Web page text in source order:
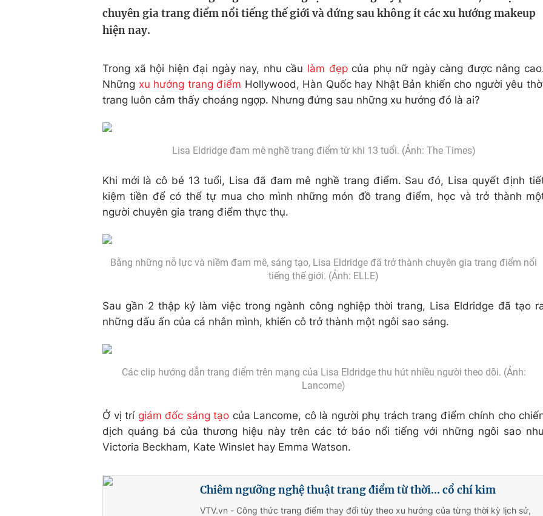
chuyên gia trang điểm nổi tiếng thế giới và đứng sau không ít các xu hướng makeup
hiện nay.
Trong xã hội hiện đại ngày nay, nhu cầu làm đẹpcủa phụ nữ ngày càng được nâng
Những xu hướng trang điểm Hollywood, Hàn Quốc hay Nhật Bản khiến cho người yêu
trang luôn cảm thấy choáng ngợp. Nhưng đứng sau những xu hướng đó là ai?
Lisa Eldridge đam mê nghề trang điểm từ khi 13 tuổi. (Ảnh: The Times)
Khi mới là cô bé 13 tuổi, Lisa đã đam mê nghề trang điểm. Sau đó, Lisa quyết định
kiệm tiền để có thể tự mua cho mình những món đồ trang điểm, học và trở thành
người chuyên gia trang điểm thực thụ.
Bằng những nỗ lực và niềm đam mê, sáng tạo, Lisa Eldridge đã trở thành chuyên gia trang điểm nổi
tiếng thế giới. (Ảnh: ELLE)
Sau gần 2 thập kỷ làm việc trong ngành công nghiệp thời trang, Lisa Eldridge đã tạo
những dấu ấn của cá nhân mình, khiến cô trở thành một ngôi sao sáng.
Các clip hướng dẫn trang điểm trên mạng của Lisa Eldridge thu hút nhiều người theo dõi. (Ảnh:
Lancome)
Ở vị trí giám đốc sáng tạo của Lancome, cô là người phụ trách trang điểm chính cho
dịch quáng bá của thương hiệu này trên các tớ báo nổi tiếng với những ngôi sao
Victoria Beckham, Kate Winslet hay Emma Watson.
Chiêm ngưỡng nghệ thuật trang điểm từ thời... cổ chí kim
VTV.vn - Công thức trang điểm thay đổi tùy theo xu hướng của từng thời kỳ lịch sử,